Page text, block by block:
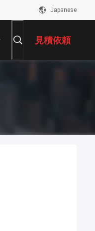
Japanese
見積依頼